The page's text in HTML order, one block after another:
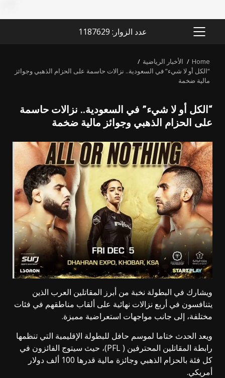
PRIMARY
عدد الزوار: 1187629
Home
الأخبار الرياضية
“الكل أو لا شيء” في السعودية.. نزالات حاسمة على الحزام الذهبي وجوائز
مالية ضخمة
“الكل أو لا شيء” في السعودية.. نزالات حاسمة
على الحزام الذهبي وجوائز مالية ضخمة
ويشارك في البطولة نخبة من أبرز المقاتلين العرب الذين
يتنافسون في أربع نزالات نهائية على ألقاب مناطقهم في فئات
مختلفة، إلى جانب مواجهات استعراضية مميزة.
ويعد الحدث ختاما لموسم حافل للبطولة الإقليمية التي تنظمها
رابطة المقاتلين المحترفين ( PFL)، حيث سيتوج الفائزون في
كل فئة بالحزام الذهبي وجائزة مالية قدرها 100 ألف دولار
أمريكي.